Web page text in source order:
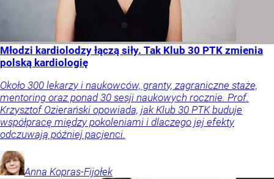
Młodzi kardiolodzy łączą siły. Tak Klub 30 PTK zmienia
polską kardiologię
Około 300 lekarzy i naukowców, granty, zagraniczne staże,
mentoring oraz ponad 30 sesji naukowych rocznie. Prof.
Krzysztof Ozierański opowiada, jak Klub 30 PTK buduje
współpracę między pokoleniami i dlaczego jej efekty
odczuwają później pacjenci.
Anna Kopras-Fijołek